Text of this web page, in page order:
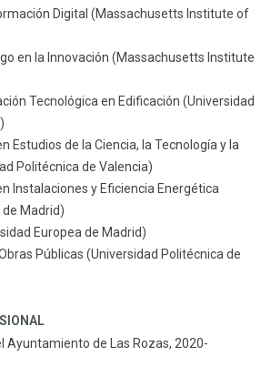
Digital (Massachusetts Institute of
en la Innovación (Massachusetts Institute
Tecnológica en Edificación (Universidad
Estudios de la Ciencia, la Tecnología y la
Politécnica de Valencia)
Instalaciones y Eficiencia Energética
Madrid)
Europea de Madrid)
Públicas (Universidad Politécnica de
Ayuntamiento de Las Rozas, 2020-